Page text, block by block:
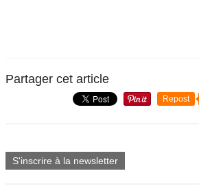
Partager cet article
Repost
S'inscrire à la newsletter